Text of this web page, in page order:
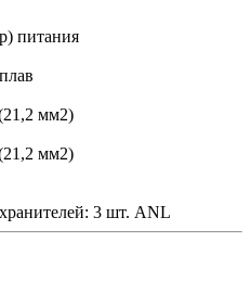
питания
мм2)
мм2)
3 шт. ANL